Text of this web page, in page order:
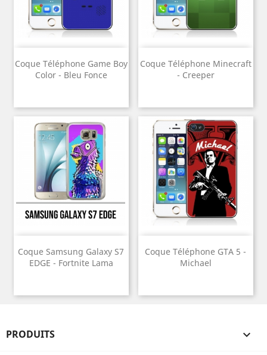
Coque Téléphone Game Boy
Color - Bleu Fonce
Coque Téléphone Minecraft
- Creeper
Coque Samsung Galaxy S7
EDGE - Fortnite Lama
Coque Téléphone GTA 5 -
Michael
PRODUITS 